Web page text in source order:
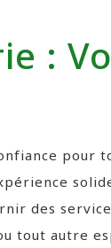
:
pour
des
tout autre